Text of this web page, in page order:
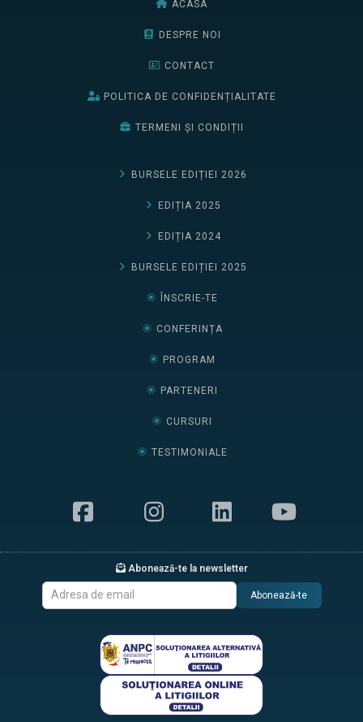
ACASA
DESPRE NOI
CONTACT
POLITICA DE CONFIDENȚIALITATE
TERMENI ȘI CONDIȚII
BURSELE EDIȚIEI 2026
EDIȚIA 2025
EDIȚIA 2024
BURSELE EDIȚIEI 2025
ÎNSCRIE-TE
CONFERINȚA
PROGRAM
PARTENERI
CURSURI
TESTIMONIALE
Abonează-te la newsletter
Abonează-te